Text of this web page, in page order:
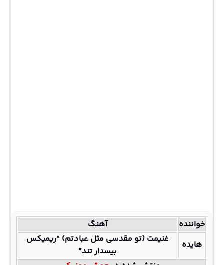
خواننده
آهنگ
هایده
غنیمت (تو مقدسی مثل عبادتم) “ریمیکس
بیسدار تند”